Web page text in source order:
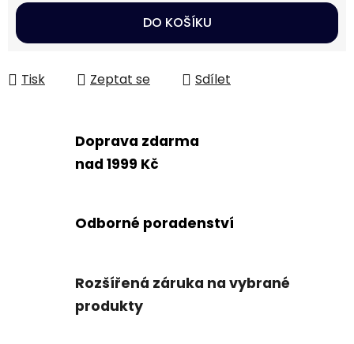
Měrná cena:
DO KOŠÍKU
Tisk Zeptat se Sdílet
Doprava zdarma
nad 1999 Kč
Odborné poradenství
Rozšířená záruka na vybrané
produkty